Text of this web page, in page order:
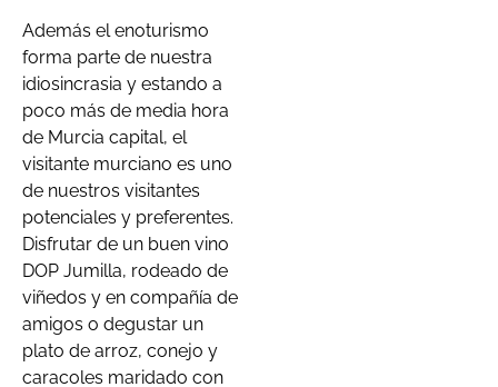
Además el enoturismo
forma parte de nuestra
idiosincrasia y estando a
poco más de media hora
de Murcia capital, el
visitante murciano es uno
de nuestros visitantes
potenciales y preferentes.
Disfrutar de un buen vino
DOP Jumilla, rodeado de
viñedos y en compañía de
amigos o degustar un
plato de arroz, conejo y
caracoles maridado con